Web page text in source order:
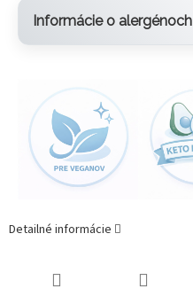
Informácie o alergénoch
Detailné informácie